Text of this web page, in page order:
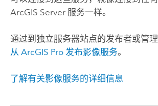
ArcGIS Server服务一样。
通过到独立服务器站点的发布者或管
从 ArcGIS Pro发布影像服务。
了解有关影像服务的详细信息